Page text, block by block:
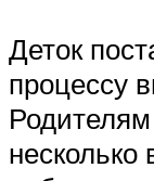
Деток
процессу
несколько